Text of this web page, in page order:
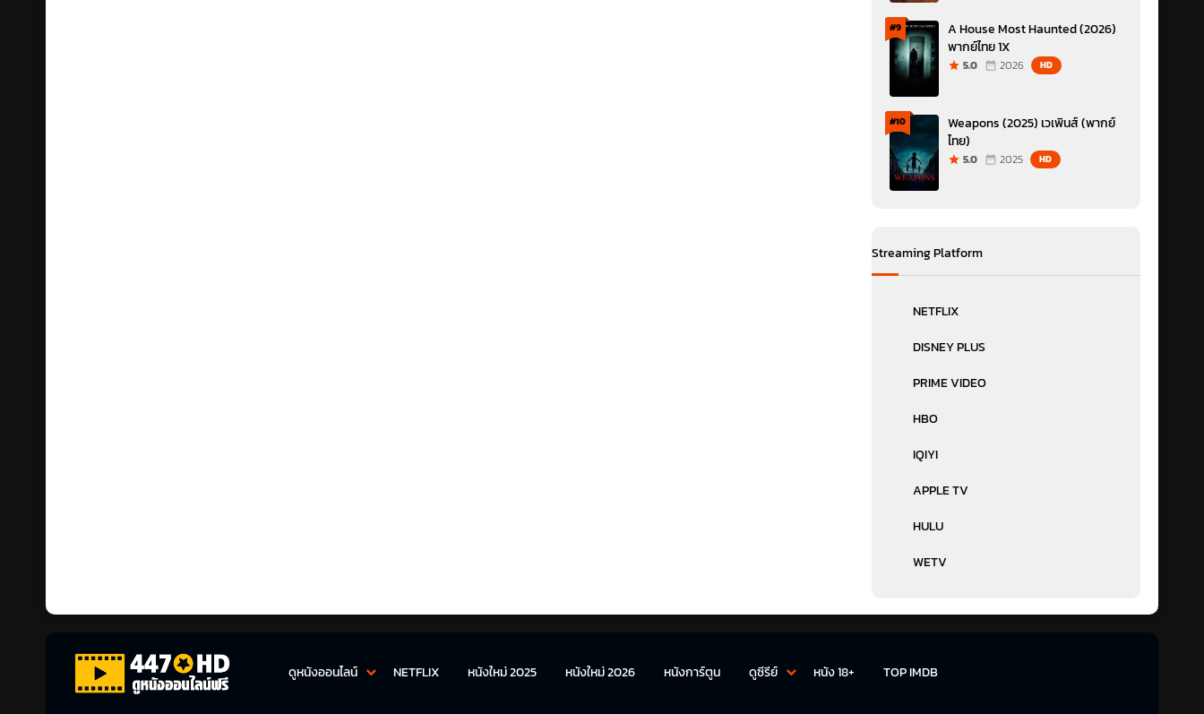
#9
A House Most Haunted (2026)
พากย์ไทย 1X
5.0 2026 HD
#10
Weapons (2025) เวเพินส์ (พากย์
ไทย)
5.0 2025 HD
Streaming Platform
NETFLIX
DISNEY PLUS
PRIME VIDEO
HBO
IQIYI
APPLE TV
HULU
WETV
ดูหนังออนไลน์ NETFLIX หนังใหม่ 2025 หนังใหม่ 2026 หนังการ์ตูน ดูซีรีย์ หนัง 18+ TOP IMDB